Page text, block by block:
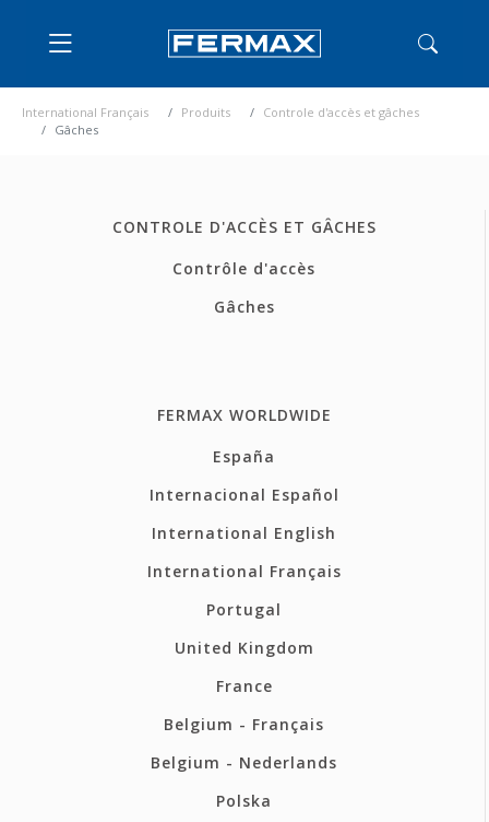
International Français Produits
Controle d'accès et gâches
Gâches
CONTROLE D'ACCÈS ET GÂCHES
Contrôle d'accès
Gâches
FERMAX WORLDWIDE
España
Internacional Español
International English
International Français
Portugal
United Kingdom
France
Belgium - Français
Belgium - Nederlands
Polska